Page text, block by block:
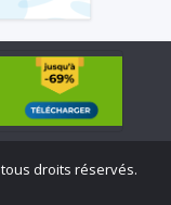
tous droits réservés.